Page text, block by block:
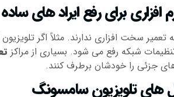
برای رفع ایراد های ساده
تعمیر سخت افزاری ندارند. مثلاً اگر
شبکه رفع می شود. بسیاری از مراکز
های جزئی را خودشان برطرف کنند.
های تلویزیون سامسونگ